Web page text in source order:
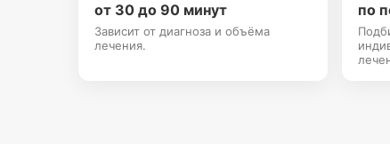
от 30 до 90 минут
Зависит от диагноза и объёма
лечения.
по